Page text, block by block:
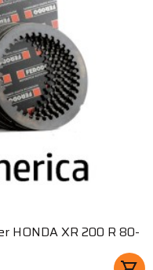
HONDA XR 200 R 80-